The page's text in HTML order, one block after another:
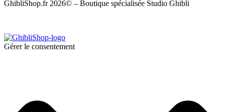
GhibliShop.fr 2026© – Boutique spécialisée Studio Ghibli
Gérer le consentement